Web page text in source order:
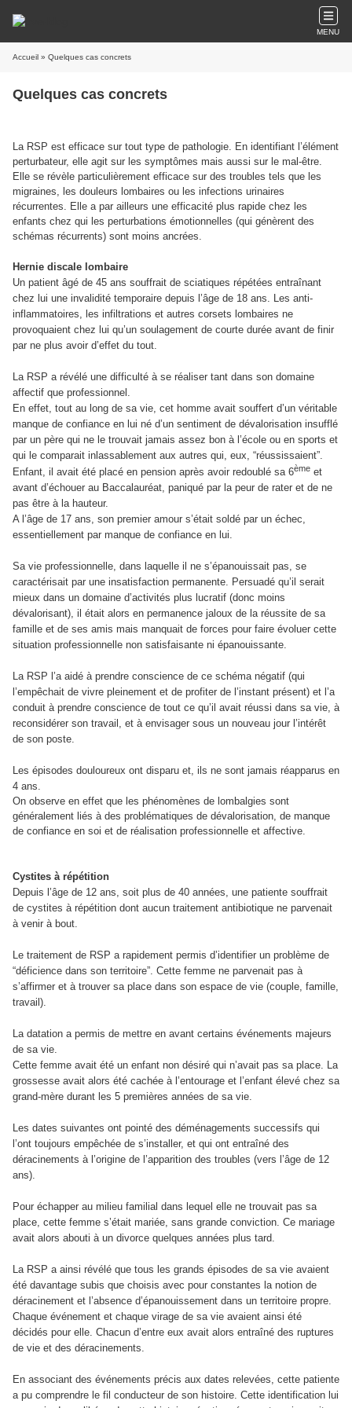
MENU
Accueil » Quelques cas concrets
Quelques cas concrets
La RSP est efficace sur tout type de pathologie. En identifiant l’élément
perturbateur, elle agit sur les symptômes mais aussi sur le mal-être.
Elle se révèle particulièrement efficace sur des troubles tels que les
migraines, les douleurs lombaires ou les infections urinaires
récurrentes. Elle a par ailleurs une efficacité plus rapide chez les
enfants chez qui les perturbations émotionnelles (qui génèrent des
schémas récurrents) sont moins ancrées.
Hernie discale lombaire
Un patient âgé de 45 ans souffrait de sciatiques répétées entraînant
chez lui une invalidité temporaire depuis l’âge de 18 ans. Les anti-
inflammatoires, les infiltrations et autres corsets lombaires ne
provoquaient chez lui qu’un soulagement de courte durée avant de finir
par ne plus avoir d’effet du tout.
La RSP a révélé une difficulté à se réaliser tant dans son domaine
affectif que professionnel.
En effet, tout au long de sa vie, cet homme avait souffert d’un véritable
manque de confiance en lui né d’un sentiment de dévalorisation insufflé
par un père qui ne le trouvait jamais assez bon à l’école ou en sports et
qui le comparait inlassablement aux autres qui, eux, “réussissaient”.
Enfant, il avait été placé en pension après avoir redoublé sa 6ème et
avant d’échouer au Baccalauréat, paniqué par la peur de rater et de ne
pas être à la hauteur.
A l’âge de 17 ans, son premier amour s’était soldé par un échec,
essentiellement par manque de confiance en lui.
Sa vie professionnelle, dans laquelle il ne s’épanouissait pas, se
caractérisait par une insatisfaction permanente. Persuadé qu’il serait
mieux dans un domaine d’activités plus lucratif (donc moins
dévalorisant), il était alors en permanence jaloux de la réussite de sa
famille et de ses amis mais manquait de forces pour faire évoluer cette
situation professionnelle non satisfaisante ni épanouissante.
La RSP l’a aidé à prendre conscience de ce schéma négatif (qui
l’empêchait de vivre pleinement et de profiter de l’instant présent) et l’a
conduit à prendre conscience de tout ce qu’il avait réussi dans sa vie, à
reconsidérer son travail, et à envisager sous un nouveau jour l’intérêt
de son poste.
Les épisodes douloureux ont disparu et, ils ne sont jamais réapparus en
4 ans.
On observe en effet que les phénomènes de lombalgies sont
généralement liés à des problématiques de dévalorisation, de manque
de confiance en soi et de réalisation professionnelle et affective.
Cystites à répétition
Depuis l’âge de 12 ans, soit plus de 40 années, une patiente souffrait
de cystites à répétition dont aucun traitement antibiotique ne parvenait
à venir à bout.
Le traitement de RSP a rapidement permis d’identifier un problème de
“déficience dans son territoire”. Cette femme ne parvenait pas à
s’affirmer et à trouver sa place dans son espace de vie (couple, famille,
travail).
La datation a permis de mettre en avant certains événements majeurs
de sa vie.
Cette femme avait été un enfant non désiré qui n’avait pas sa place. La
grossesse avait alors été cachée à l’entourage et l’enfant élevé chez sa
grand-mère durant les 5 premières années de sa vie.
Les dates suivantes ont pointé des déménagements successifs qui
l’ont toujours empêchée de s’installer, et qui ont entraîné des
déracinements à l’origine de l’apparition des troubles (vers l’âge de 12
ans).
Pour échapper au milieu familial dans lequel elle ne trouvait pas sa
place, cette femme s’était mariée, sans grande conviction. Ce mariage
avait alors abouti à un divorce quelques années plus tard.
La RSP a ainsi révélé que tous les grands épisodes de sa vie avaient
été davantage subis que choisis avec pour constantes la notion de
déracinement et l’absence d’épanouissement dans un territoire propre.
Chaque événement et chaque virage de sa vie avaient ainsi été
décidés pour elle. Chacun d’entre eux avait alors entraîné des ruptures
de vie et des déracinements.
En associant des événements précis aux dates relevées, cette patiente
a pu comprendre le fil conducteur de son histoire. Cette identification lui